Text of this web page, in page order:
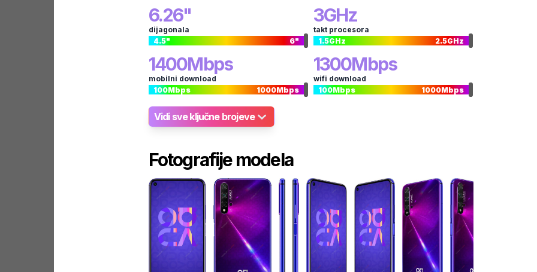
6.26"
dijagonala
4.5" 6"
3GHz
takt procesora
1.5GHz 2.5GHz
1400Mbps
mobilni download
100Mbps 1000Mbps
1300Mbps
wifi download
100Mbps 1000Mbps
Vidi sve ključne brojeve
Fotografije modela